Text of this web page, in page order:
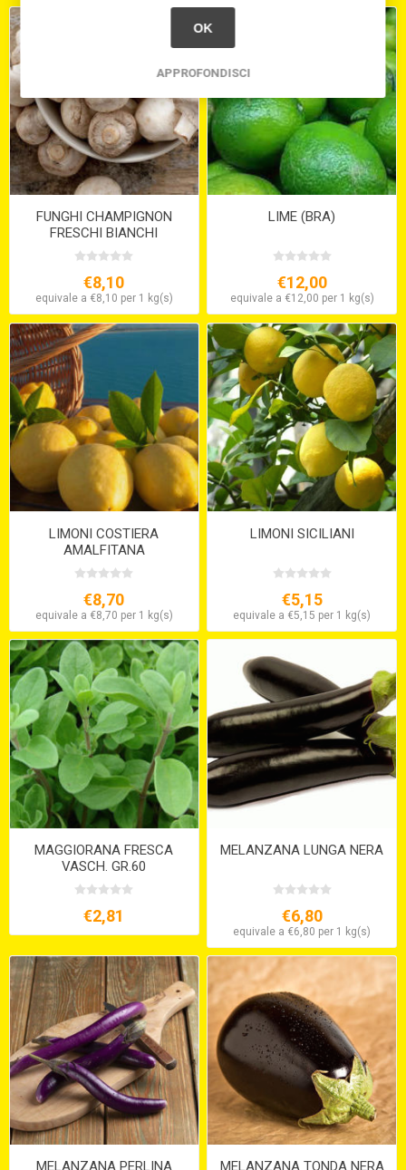
FUNGHI CHAMPIGNON
FRESCHI BIANCHI
€8,10
equivale a €8,10 per 1 kg(s)
LIME (BRA)
€12,00
equivale a €12,00 per 1 kg(s)
LIMONI COSTIERA
AMALFITANA
€8,70
equivale a €8,70 per 1 kg(s)
LIMONI SICILIANI
€5,15
equivale a €5,15 per 1 kg(s)
MAGGIORANA FRESCA
VASCH. GR.60
€2,81
MELANZANA LUNGA NERA
€6,80
equivale a €6,80 per 1 kg(s)
MELANZANA PERLINA MELANZANA TONDA NERA
OK
APPROFONDISCI